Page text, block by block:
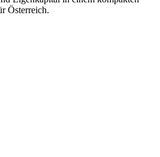
Österreich.